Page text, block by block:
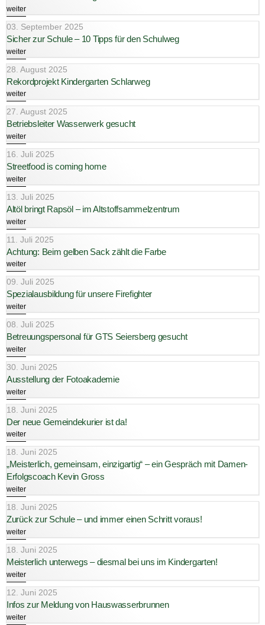
weiter
03. September 2025
Sicher zur Schule – 10 Tipps für den Schulweg
weiter
28. August 2025
Rekordprojekt Kindergarten Schlarweg
weiter
27. August 2025
Betriebsleiter Wasserwerk gesucht
weiter
16. Juli 2025
Streetfood is coming home
weiter
13. Juli 2025
Altöl bringt Rapsöl – im Altstoffsammelzentrum
weiter
11. Juli 2025
Achtung: Beim gelben Sack zählt die Farbe
weiter
09. Juli 2025
Spezialausbildung für unsere Firefighter
weiter
08. Juli 2025
Betreuungspersonal für GTS Seiersberg gesucht
weiter
30. Juni 2025
Ausstellung der Fotoakademie
weiter
18. Juni 2025
Der neue Gemeindekurier ist da!
weiter
18. Juni 2025
„Meisterlich, gemeinsam, einzigartig“ – ein Gespräch mit Damen-
Erfolgscoach Kevin Gross
weiter
18. Juni 2025
Zurück zur Schule – und immer einen Schritt voraus!
weiter
18. Juni 2025
Meisterlich unterwegs – diesmal bei uns im Kindergarten!
weiter
12. Juni 2025
Infos zur Meldung von Hauswasserbrunnen
weiter